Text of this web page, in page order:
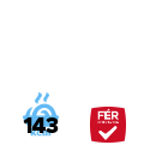
143